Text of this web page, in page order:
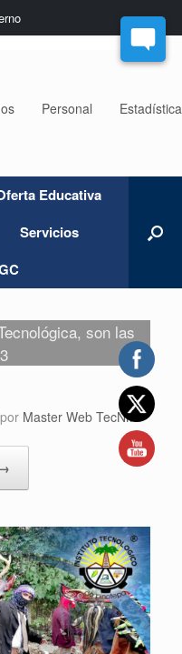
Personal
Educativa
Servicios
son las
por Master Web TecNM